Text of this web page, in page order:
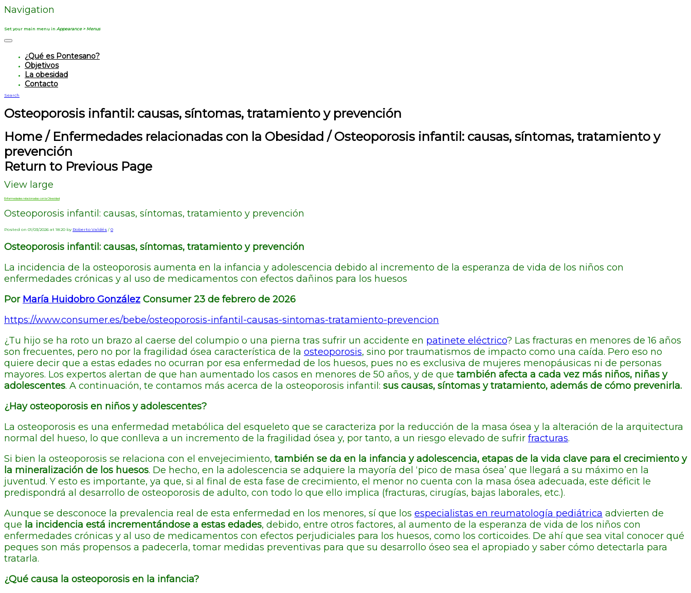
Navigation
Set your main menu in Appearance > Menus
¿Qué es Pontesano?
Objetivos
La obesidad
Contacto
Search
Osteoporosis infantil: causas, síntomas, tratamiento y prevención
Home / Enfermedades relacionadas con la Obesidad / Osteoporosis infantil: causas, síntomas, tratamiento y
prevención
Return to Previous Page
View large
Enfermedades relacionadas con la Obesidad
Osteoporosis infantil: causas, síntomas, tratamiento y prevención
Posted on 01/03/2026 at 18:20 by Roberto Valdés / 0
Osteoporosis infantil: causas, síntomas, tratamiento y prevención
La incidencia de la osteoporosis aumenta en la infancia y adolescencia debido al incremento de la esperanza de vida de los niños con
enfermedades crónicas y al uso de medicamentos con efectos dañinos para los huesos
Por María Huidobro González Consumer 23 de febrero de 2026
https://www.consumer.es/bebe/osteoporosis-infantil-causas-sintomas-tratamiento-prevencion
¿Tu hijo se ha roto un brazo al caerse del columpio o una pierna tras sufrir un accidente en patinete eléctrico? Las fracturas en menores de 16 años
son frecuentes, pero no por la fragilidad ósea característica de la osteoporosis, sino por traumatismos de impacto como una caída. Pero eso no
quiere decir que a estas edades no ocurran por esa enfermedad de los huesos, pues no es exclusiva de mujeres menopáusicas ni de personas
mayores. Los expertos alertan de que han aumentado los casos en menores de 50 años, y de que también afecta a cada vez más niños, niñas y
adolescentes. A continuación, te contamos más acerca de la osteoporosis infantil: sus causas, síntomas y tratamiento, además de cómo prevenirla.
¿Hay osteoporosis en niños y adolescentes?
La osteoporosis es una enfermedad metabólica del esqueleto que se caracteriza por la reducción de la masa ósea y la alteración de la arquitectura
normal del hueso, lo que conlleva a un incremento de la fragilidad ósea y, por tanto, a un riesgo elevado de sufrir fracturas.
Si bien la osteoporosis se relaciona con el envejecimiento, también se da en la infancia y adolescencia, etapas de la vida clave para el crecimiento y
la mineralización de los huesos. De hecho, en la adolescencia se adquiere la mayoría del ‘pico de masa ósea’ que llegará a su máximo en la
juventud. Y esto es importante, ya que, si al final de esta fase de crecimiento, el menor no cuenta con la masa ósea adecuada, este déficit le
predispondrá al desarrollo de osteoporosis de adulto, con todo lo que ello implica (fracturas, cirugías, bajas laborales, etc.).
Aunque se desconoce la prevalencia real de esta enfermedad en los menores, sí que los especialistas en reumatología pediátrica advierten de
que la incidencia está incrementándose a estas edades, debido, entre otros factores, al aumento de la esperanza de vida de los niños con
enfermedades crónicas y al uso de medicamentos con efectos perjudiciales para los huesos, como los corticoides. De ahí que sea vital conocer qué
peques son más propensos a padecerla, tomar medidas preventivas para que su desarrollo óseo sea el apropiado y saber cómo detectarla para
tratarla.
¿Qué causa la osteoporosis en la infancia?